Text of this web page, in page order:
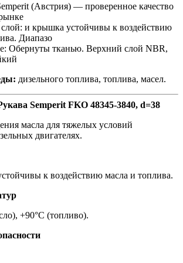
(Австрия) — проверенное качество
и крышка устойчивы к воздействию
Диапазо
Обернуты тканью. Верхний слой NBR,
дизельного топлива, топлива, масел.
Semperit FKO 48345-3840, d=38
масла для тяжелых условий
двигателях.
к воздействию масла и топлива.
+90°C (топливо).